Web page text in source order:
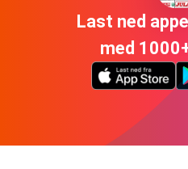
Last ned
med